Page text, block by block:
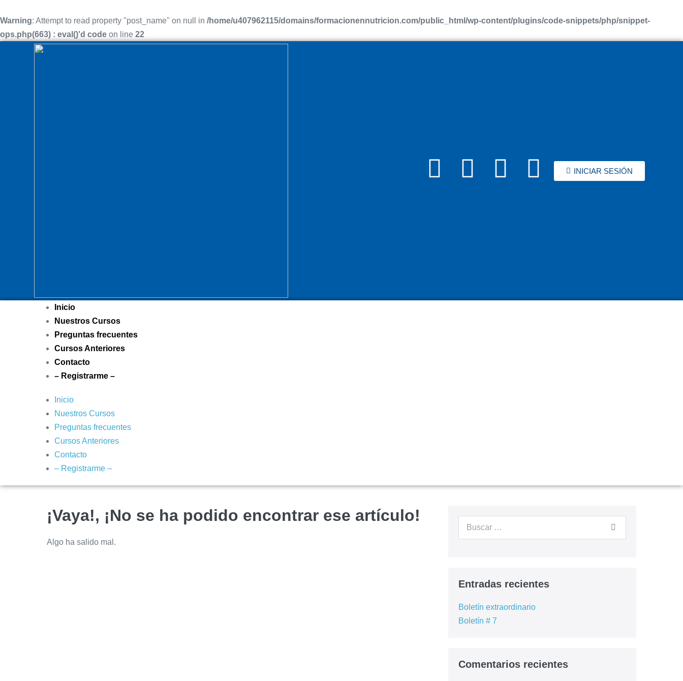
Warning: Attempt to read property "post_name" on null in /home/u407962115/domains/formacionennutricion.com/public_html/wp-content/plugins/code-snippets/php/snippet-
ops.php(663) : eval()'d code on line 22
INICIAR SESIÓN
Inicio
Nuestros Cursos
Preguntas frecuentes
Cursos Anteriores
Contacto
– Registrarme –
Inicio
Nuestros Cursos
Preguntas frecuentes
Cursos Anteriores
Contacto
– Registrarme –
¡Vaya!, ¡No se ha podido encontrar ese artículo!
Algo ha salido mal.
Entradas recientes
Boletín extraordinario
Boletín # 7
Comentarios recientes